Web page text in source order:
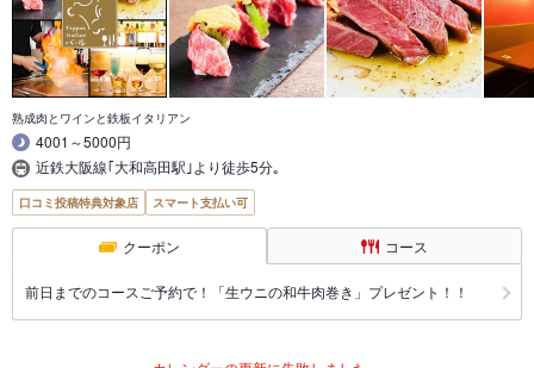
熟成肉とワインと鉄板イタリアン
4001～5000円
近鉄大阪線｢大和高田駅｣より徒歩5分｡
口コミ投稿特典対象店 スマート支払い可
クーポン コース
前日までのコースご予約で！「生ウニの和牛肉巻き」プレゼント！！